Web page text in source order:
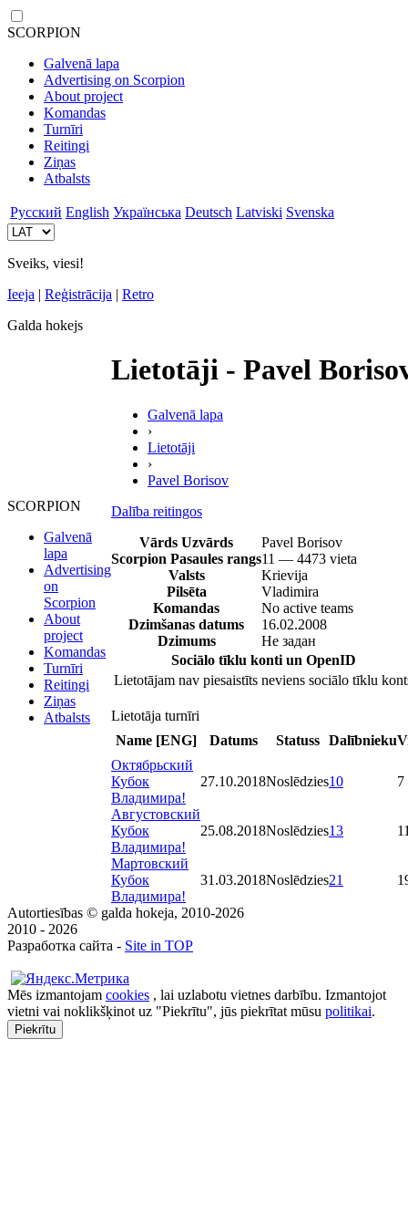
SCORPION
Galvenā lapa
Advertising on Scorpion
About project
Komandas
Turnīri
Reitingi
Ziņas
Atbalsts
Русский English Українська Deutsch Latviski Svenska
Sveiks, viesi!
Ieeja | Reģistrācija | Retro
Galda hokejs
SCORPION
Galvenā
lapa
Advertising
on
Scorpion
About
project
Komandas
Turnīri
Reitingi
Ziņas
Atbalsts
Lietotāji - Pavel
Galvenā lapa
›
Lietotāji
›
Pavel Borisov
Dalība reitingos
Vārds Uzvārds
Pavel Borisov
Scorpion Pasaules rangs11 — 4473 vieta
Valsts
Krievija
Pilsēta
Vladimira
Komandas
No active teams
Dzimšanas datums
16.02.2008
Dzimums
Не задан
Sociālo tīklu konti un OpenID
Lietotājam nav piesaistīts neviens sociālo tīklu
Lietotāja turnīri
Name [ENG]
Datums Statuss Dalībnieku
Октябрьский
Кубок
Владимира!
27.10.2018Noslēdzies10 7
Августовский
Кубок
Владимира!
25.08.2018Noslēdzies13
Мартовский
Кубок
Владимира!
31.03.2018Noslēdzies21
Autortiesības © galda hokeja, 2010-2026
2010 - 2026
Разработка сайта - Site in TOP
Mēs izmantojam cookies , lai uzlabotu vietnes darbību. Izmantojot
vietni vai noklikšķinot uz "Piekrītu", jūs piekrītat mūsu politikai.
Piekrītu